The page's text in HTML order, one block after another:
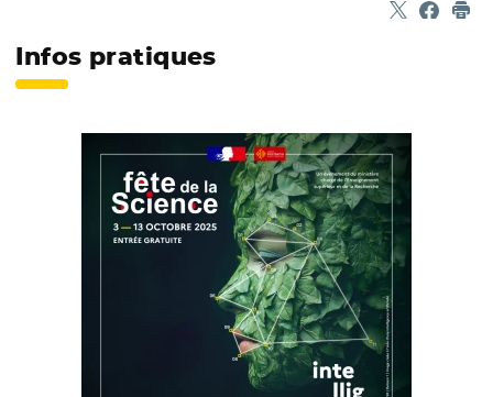
Partager
- Nouvelle
-
Infos pratiques